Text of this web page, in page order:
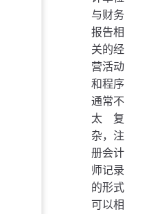
与财务
报告相
关的经
营活动
和程序
通常不
太复
杂，注
册会计
师记录
的形式
可以相